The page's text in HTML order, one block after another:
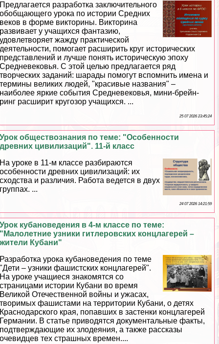
Предлагается разработка заключительного
обобщающего урока по истории Средних
веков в форме викторины. Викторина
развивает у учащихся фантазию,
удовлетворяет жажду пpaктической
деятельности, помогает расширить круг исторических
представлений и лучше понять историческую эпоху
Средневековья. С этой целью предлагается ряд
творческих заданий: шарады помогут вспомнить имена и
термины великих людей, "красивые названия" –
наиболее яркие события Cредневековья, мини-брейн-
ринг расширит кругозор учащихся. ...
25 07 2026 23:45:24
Урок обществознания по теме: "Особенности
древних цивилизаций". 11-й класс
На уроке в 11-м классе разбираются
особенности древних цивилизаций: их
сходства и различия. Работа ведется в двух
группах. ...
24 07 2026 14:21:59
Урок кубановедения в 4-м классе по теме:
"Малолетние узники гитлеровских концлагерей –
жители Кубани"
Разработка урока кубановедения по теме
"Дети – узники фашистских концлагерей".
На уроке учащиеся знакомятся со
страницами истории Кубани во время
Великой Отечественной войны и ужасах,
творимых фашистами на территории Кубани, о детях
Краснодарского края, попавших в застенки концлагерей
Германии. В статье приводятся документальные факты,
подтверждающие их злодеяния, а также рассказы
очевидцев тех страшных времен....